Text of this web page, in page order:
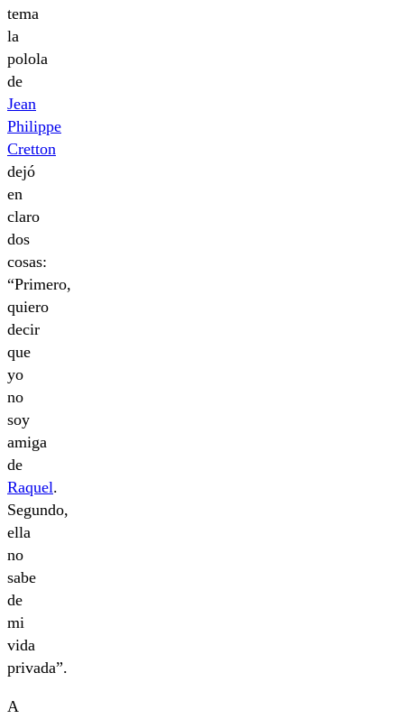
tema
la
polola
de
Jean
Philippe
Cretton
dejó
en
claro
dos
cosas:
“Primero,
quiero
decir
que
yo
no
soy
amiga
de
Raquel.
Segundo,
ella
no
sabe
de
mi
vida
privada”.
A